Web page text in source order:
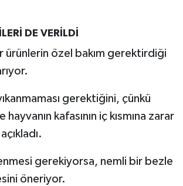
DE VERİLDİ
ürünlerin özel bakım gerektirdiği
yıkanmaması gerektiğini, çünkü
kafasının iç kısmına zarar
gerekiyorsa, nemli bir bezle
öneriyor.